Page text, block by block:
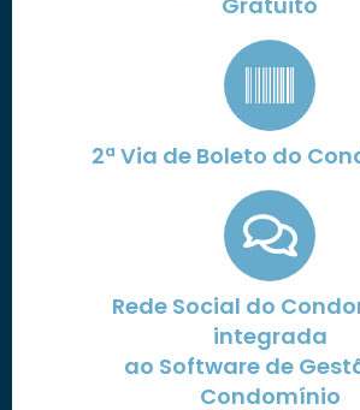
2ª Via de Boleto do
Rede Social do
integrada
ao Software de
Condomínio